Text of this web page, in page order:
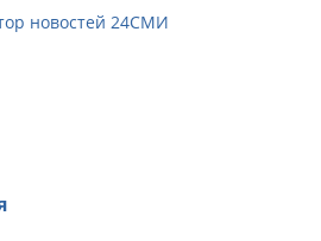
новостей 24СМИ